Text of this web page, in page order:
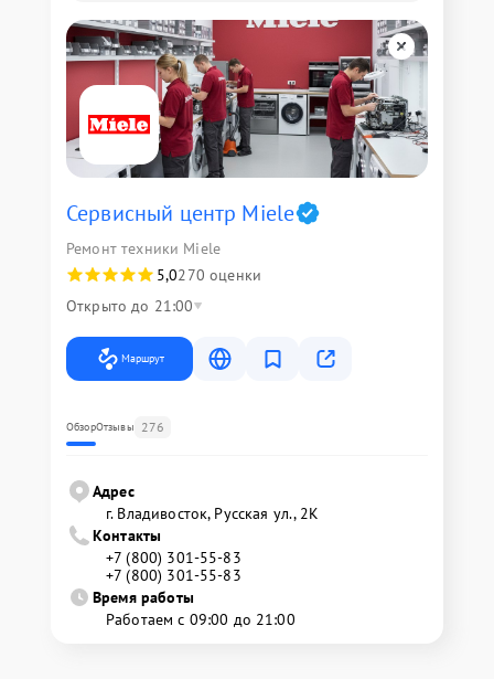
Сервисный центр Miele
Ремонт техники Miele
5,0270 оценки
Открыто до 21:00
Маршрут
ОбзорОтзывы 276
Адрес
г. Владивосток, Русская ул., 2К
Контакты
+7 (800) 301-55-83
+7 (800) 301-55-83
Время работы
Работаем с 09:00 до 21:00